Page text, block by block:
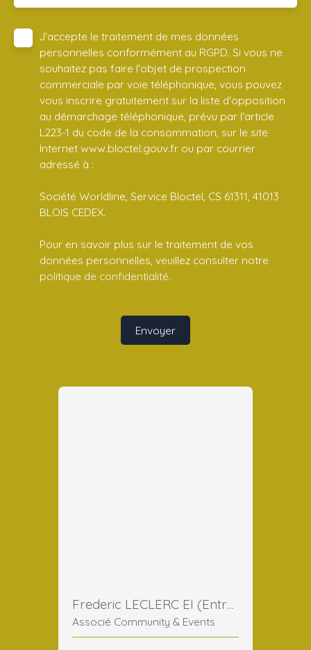
J'accepte le traitement de mes données
personnelles conformément au RGPD. Si vous ne
souhaitez pas faire l'objet de prospection
commerciale par voie téléphonique, vous pouvez
vous inscrire gratuitement sur la liste d'opposition
au démarchage téléphonique, prévu par l'article
L223-1 du code de la consommation, sur le site
Internet www.bloctel.gouv.fr ou par courrier
adressé à :
Société Worldline, Service Bloctel, CS 61311, 41013
BLOIS CEDEX.
Pour en savoir plus sur le traitement de vos
données personnelles, veuillez consulter notre
politique de confidentialité.
Envoyer
Frederic LECLERC EI (Entreprise Individuelle)
Associé Community & Events